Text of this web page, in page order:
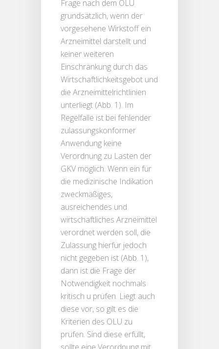
Frage nach dem OLU
grundsätzlich, wenn der
vorgesehene Wirkstoff ein
Arzneimittel darstellt und
keiner weiteren
Einschränkung durch das
Wirtschaftlichkeitsgebot und
die Arzneimittelrichtlinien
unterliegt (Abb. 1). Im
Regelfalle ist bei fehlender
zulassungskonformer
Anwendung keine
Verordnung zu Lasten der
GKV möglich. Wenn ein für
die medizinische Indikation
zweckmäßiges,
ausreichendes und
wirtschaftliches Arzneimittel
verordnet werden soll, die
Zulassung hierfür jedoch
nicht gegeben ist (Abb. 1),
dann ist die Frage der
Notwendigkeit nochmals
kritisch u prüfen. Liegt auch
diese vor, so gilt es die
Kriterien des OLU zu
prüfen. Sind diese erfüllt,